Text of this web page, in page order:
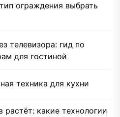
ограждения выбрать
телевизора: гид по
для гостиной
техника для кухни
растёт: какие технологии